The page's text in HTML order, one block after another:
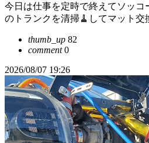
今日は仕事を定時で終えてソッ
のトランクを清掃🧹してマット交
thumb_up 82
comment0
2026/08/07 19:26